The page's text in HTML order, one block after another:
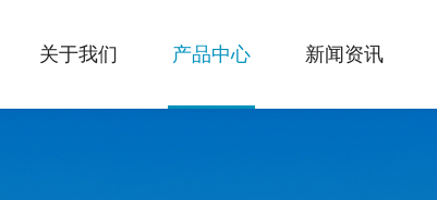
关于我们 产品中心 新闻资讯